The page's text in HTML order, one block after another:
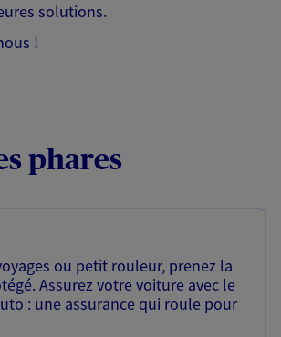
solutions.
!
phares
ou petit rouleur, prenez la
Assurez votre voiture avec le
: une assurance qui roule pour